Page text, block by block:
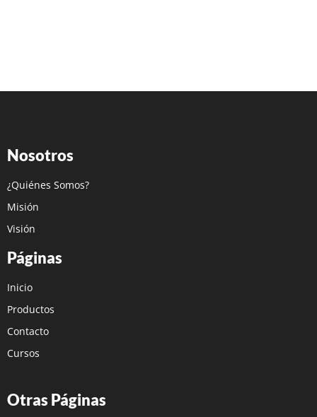
Nosotros
¿Quiénes Somos?
Misión
Visión
Páginas
Inicio
Productos
Contacto
Cursos
Otras Páginas